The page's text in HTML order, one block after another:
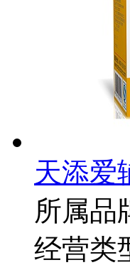
天添爱
所属品
经营类